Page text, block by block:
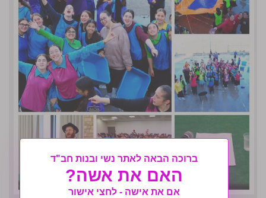
ברוכה הבאה לאתר נשי ובנות חב"ד
האם את אשה?
אם את אישה - לחצי אישור